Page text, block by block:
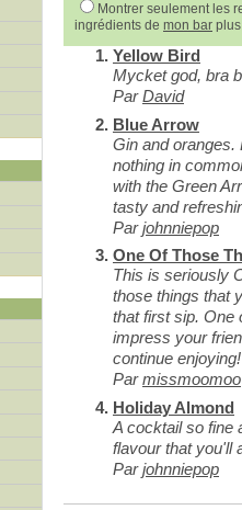
Montrer seulement les
ingrédients de mon bar
Yellow Bird
Mycket god, bra
ParDavid
Blue Arrow
Gin and oranges.
nothing in
with the Green
tasty and
Parjohnniepop
One Of Those
This is seriously
those things that
that first sip. One
impress your
continue
Parmissmoomoo
Holiday Almond
A cocktail so fine
flavour that you'll
Parjohnniepop